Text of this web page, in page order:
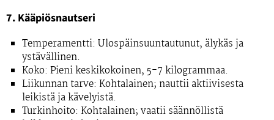
7. Kääpiösnautseri
Temperamentti: Ulospäinsuuntautunut, älykäs ja
ystävällinen.
Koko: Pieni keskikokoinen, 5-7 kilogrammaa.
Liikunnan tarve: Kohtalainen; nauttii aktiivisesta
leikistä ja kävelyistä.
Turkinhoito: Kohtalainen; vaatii säännöllistä